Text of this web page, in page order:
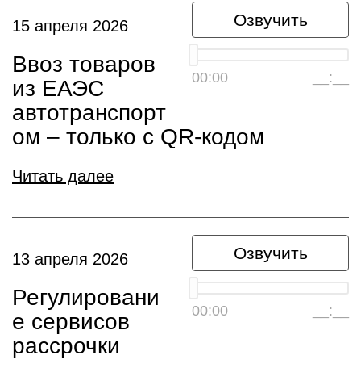
Озвучить
00:00 __:__
15 апреля 2026
Ввоз товаров
из ЕАЭС
автотранспорт
ом – только с QR-кодом
Читать далее
Озвучить
00:00 __:__
13 апреля 2026
Регулировани
е сервисов
рассрочки